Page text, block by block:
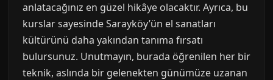
anlatacağınız en güzel hikâye olacaktır. Ayrıca, bu
kurslar sayesinde Sarayköy’ün el sanatları
kültürünü daha yakından tanıma fırsatı
bulursunuz. Unutmayın, burada öğrenilen her bir
teknik, aslında bir gelenekten günümüze uzanan